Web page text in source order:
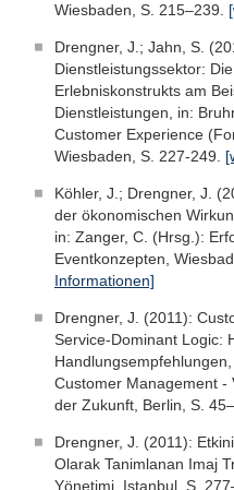
Wiesbaden, S. 215–239.
Drengner, J.; Jahn, S.
Dienstleistungssektor:
Erlebniskonstrukts am
Dienstleistungen, in:
Customer Experience
Wiesbaden, S. 227-249.
Köhler, J.; Drengner, J.
der ökonomischen
in: Zanger, C. (Hrsg.):
Eventkonzepten,
Informationen]
Drengner, J. (2011):
Service-Dominant Logic:
Customer Management -
der Zukunft, Berlin, S.
Drengner, J. (2011):
Olarak Tanimlanan Imaj
Yönetimi, Istanbul, S.